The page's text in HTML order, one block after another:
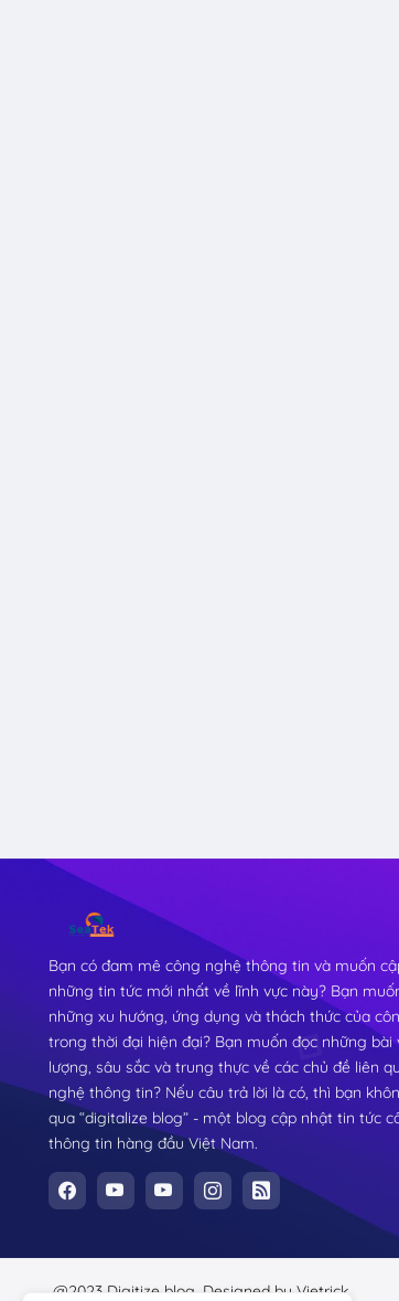
Bạn có đam mê công nghệ thông tin và muốn
những tin tức mới nhất về lĩnh vực này? Bạn
những xu hướng, ứng dụng và thách thức của
trong thời đại hiện đại? Bạn muốn đọc những bài
lượng, sâu sắc và trung thực về các chủ đề liên
nghệ thông tin? Nếu câu trả lời là có, thì bạn
qua “digitalize blog” - một blog cập nhật tin tức
thông tin hàng đầu Việt Nam.
@2023 Digitize blog. Designed by Vietrick.